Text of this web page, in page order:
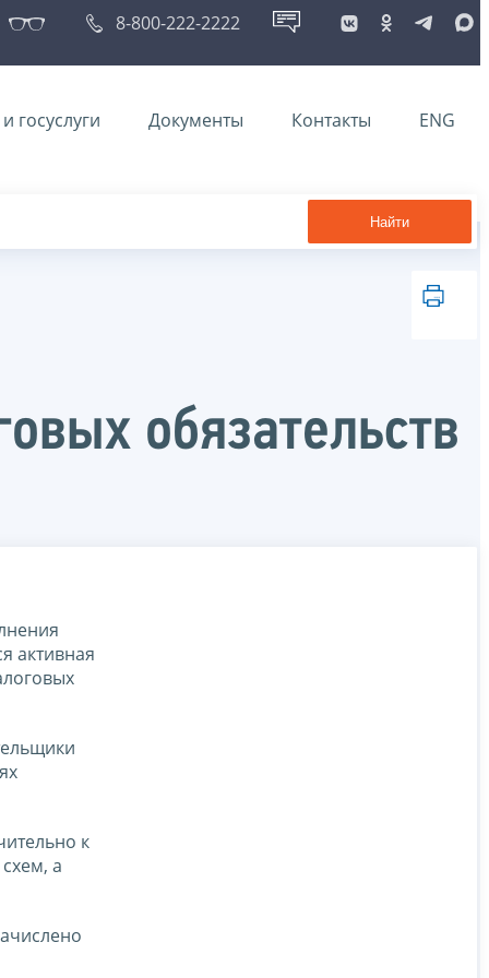
8-800-222-2222
госуслуги Документы Контакты ENG
Найти
обязательств
активная
к
а